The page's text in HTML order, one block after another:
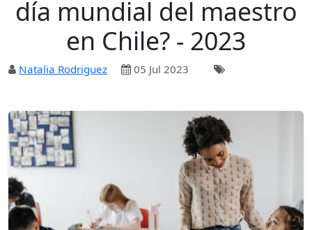
día mundial del maestro
en Chile? - 2023
Natalia Rodriguez 05 Jul 2023